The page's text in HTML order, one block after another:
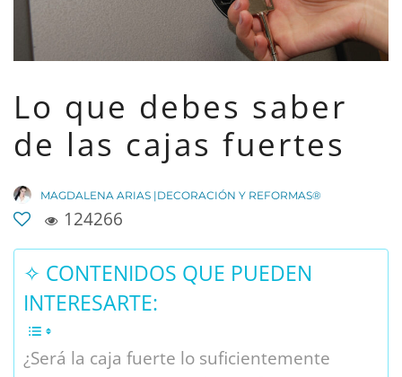
Lo que debes saber
de las cajas fuertes
MAGDALENA ARIAS |DECORACIÓN Y REFORMAS®
124266
✧ CONTENIDOS QUE PUEDEN
INTERESARTE:
¿Será la caja fuerte lo suficientemente